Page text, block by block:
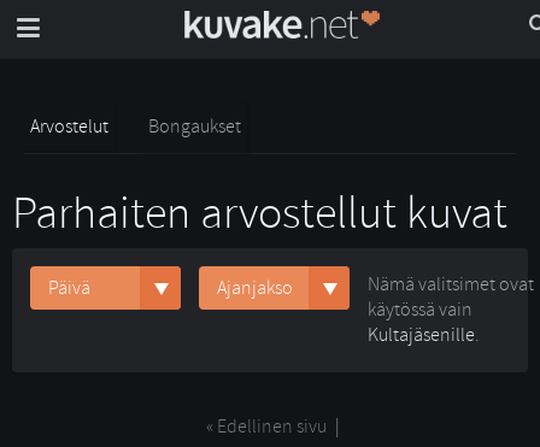
Arvostelut Bongaukset
Parhaiten arvostellut kuvat
Päivä Ajanjakso
Nämä valitsimet ovat
käytössä vain
Kultajäsenille.
« Edellinen sivu